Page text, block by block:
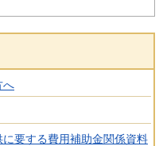
へ
要する費用補助金関係資料